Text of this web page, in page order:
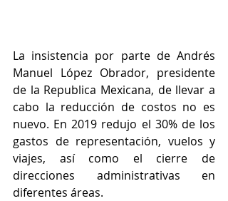
La insistencia por parte de Andrés
Manuel López Obrador, presidente
de la Republica Mexicana, de llevar a
cabo la reducción de costos no es
nuevo. En 2019 redujo el 30% de los
gastos de representación, vuelos y
viajes, así como el cierre de
direcciones administrativas en
diferentes áreas.